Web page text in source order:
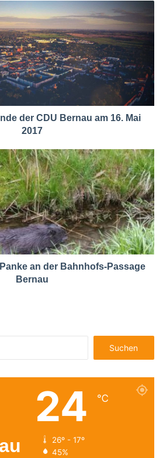
der CDU Bernau am 16. Mai
2017
an der Bahnhofs-Passage
Bernau
nach:
24 ℃
26º - 17º
45%